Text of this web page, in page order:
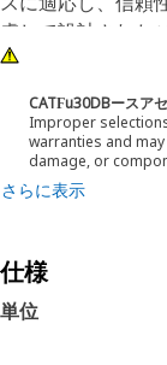
慮して設計された
理に貢献します。
信頼性の高い接
ながら、90°の角
• 適応可能な90°
• 用途の広いフィ
• 耐久性と信頼性
• 90°の角度で接続
CATϜu30DBースア
Improper
warranties and
damage, or
さらに表示
仕様
単位